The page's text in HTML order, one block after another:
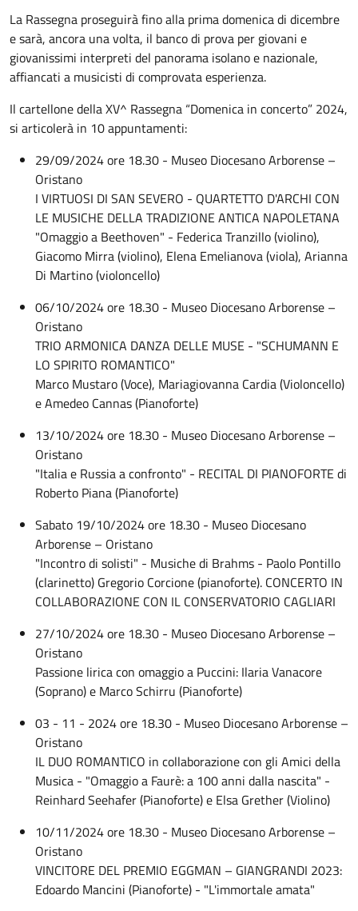
La Rassegna proseguirà fino alla prima domenica di dicembre
e sarà, ancora una volta, il banco di prova per giovani e
giovanissimi interpreti del panorama isolano e nazionale,
affiancati a musicisti di comprovata esperienza.
Il cartellone della XV^ Rassegna “Domenica in concerto” 2024,
si articolerà in 10 appuntamenti:
29/09/2024 ore 18.30 - Museo Diocesano Arborense –
Oristano
I VIRTUOSI DI SAN SEVERO - QUARTETTO D'ARCHI CON
LE MUSICHE DELLA TRADIZIONE ANTICA NAPOLETANA
"Omaggio a Beethoven" - Federica Tranzillo (violino),
Giacomo Mirra (violino), Elena Emelianova (viola), Arianna
Di Martino (violoncello)
06/10/2024 ore 18.30 - Museo Diocesano Arborense –
Oristano
TRIO ARMONICA DANZA DELLE MUSE - "SCHUMANN E
LO SPIRITO ROMANTICO"
Marco Mustaro (Voce), Mariagiovanna Cardia (Violoncello)
e Amedeo Cannas (Pianoforte)
13/10/2024 ore 18.30 - Museo Diocesano Arborense –
Oristano
"Italia e Russia a confronto" - RECITAL DI PIANOFORTE di
Roberto Piana (Pianoforte)
Sabato 19/10/2024 ore 18.30 - Museo Diocesano
Arborense – Oristano
"Incontro di solisti" - Musiche di Brahms - Paolo Pontillo
(clarinetto) Gregorio Corcione (pianoforte). CONCERTO IN
COLLABORAZIONE CON IL CONSERVATORIO CAGLIARI
27/10/2024 ore 18.30 - Museo Diocesano Arborense –
Oristano
Passione lirica con omaggio a Puccini: Ilaria Vanacore
(Soprano) e Marco Schirru (Pianoforte)
03 - 11 - 2024 ore 18.30 - Museo Diocesano Arborense –
Oristano
IL DUO ROMANTICO in collaborazione con gli Amici della
Musica - "Omaggio a Faurè: a 100 anni dalla nascita" -
Reinhard Seehafer (Pianoforte) e Elsa Grether (Violino)
10/11/2024 ore 18.30 - Museo Diocesano Arborense –
Oristano
VINCITORE DEL PREMIO EGGMAN – GIANGRANDI 2023:
Edoardo Mancini (Pianoforte) - "L'immortale amata"